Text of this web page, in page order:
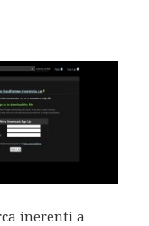
inerenti a